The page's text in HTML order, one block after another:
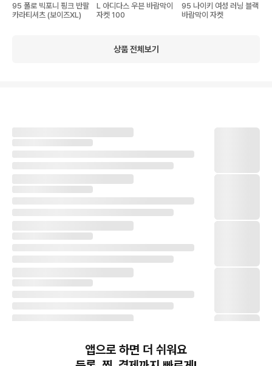
95 폴로 빅포니 핑크 반팔
카라티셔츠 (보이즈XL)
L 아디다스 우븐 바람막이
자켓 100
95 나이키 여성 러닝 블랙
바람막이 자켓
상품 전체보기
앱으로 하면 더 쉬워요